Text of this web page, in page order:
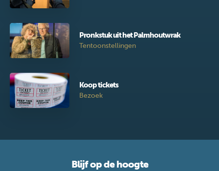
Pronkstuk uit het Palmhoutwrak
Tentoonstellingen
Koop tickets
Bezoek
Blijf op de hoogte